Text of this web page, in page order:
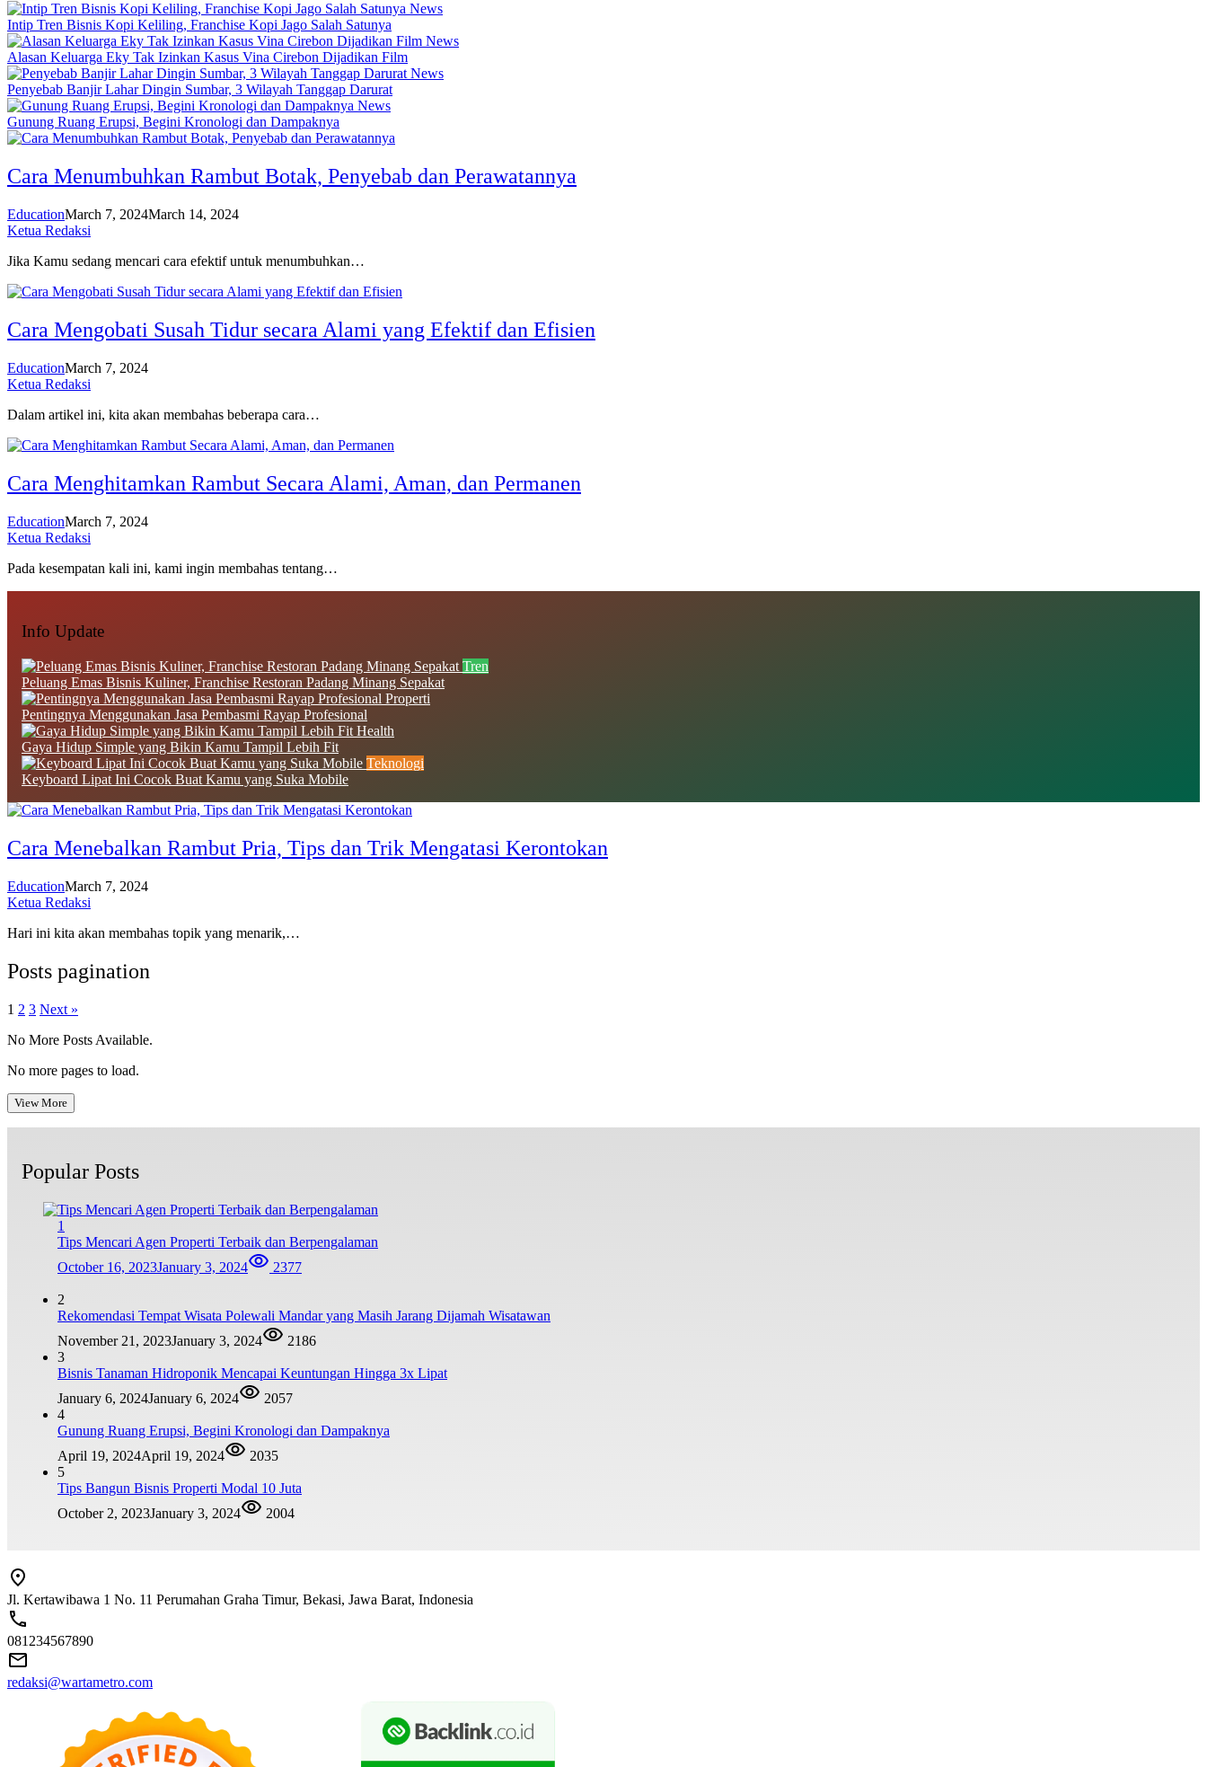
News
Intip Tren Bisnis Kopi Keliling, Franchise Kopi Jago Salah Satunya
News
Alasan Keluarga Eky Tak Izinkan Kasus Vina Cirebon Dijadikan Film
News
Penyebab Banjir Lahar Dingin Sumbar, 3 Wilayah Tanggap Darurat
News
Gunung Ruang Erupsi, Begini Kronologi dan Dampaknya
Cara Menumbuhkan Rambut Botak, Penyebab dan Perawatannya
EducationMarch 7, 2024March 14, 2024
Ketua Redaksi
Jika Kamu sedang mencari cara efektif untuk menumbuhkan…
Cara Mengobati Susah Tidur secara Alami yang Efektif dan Efisien
EducationMarch 7, 2024
Ketua Redaksi
Dalam artikel ini, kita akan membahas beberapa cara…
Cara Menghitamkan Rambut Secara Alami, Aman, dan Permanen
EducationMarch 7, 2024
Ketua Redaksi
Pada kesempatan kali ini, kami ingin membahas tentang…
Info Update
Tren
Peluang Emas Bisnis Kuliner, Franchise Restoran Padang Minang Sepakat
Properti
Pentingnya Menggunakan Jasa Pembasmi Rayap Profesional
Health
Gaya Hidup Simple yang Bikin Kamu Tampil Lebih Fit
Teknologi
Keyboard Lipat Ini Cocok Buat Kamu yang Suka Mobile
Cara Menebalkan Rambut Pria, Tips dan Trik Mengatasi Kerontokan
EducationMarch 7, 2024
Ketua Redaksi
Hari ini kita akan membahas topik yang menarik,…
Posts pagination
1 2 3 Next »
No More Posts Available.
No more pages to load.
View More
Popular Posts
1
Tips Mencari Agen Properti Terbaik dan Berpengalaman
October 16, 2023January 3, 2024 2377
2
Rekomendasi Tempat Wisata Polewali Mandar yang Masih Jarang Dijamah Wisatawan
November 21, 2023January 3, 2024
2186
3
Bisnis Tanaman Hidroponik Mencapai Keuntungan Hingga 3x Lipat
January 6, 2024January 6, 2024
2057
4
Gunung Ruang Erupsi, Begini Kronologi dan Dampaknya
April 19, 2024April 19, 2024
2035
5
Tips Bangun Bisnis Properti Modal 10 Juta
October 2, 2023January 3, 2024 2004
Jl. Kertawibawa 1 No. 11 Perumahan Graha Timur, Bekasi, Jawa Barat, Indonesia
081234567890
redaksi@wartametro.com